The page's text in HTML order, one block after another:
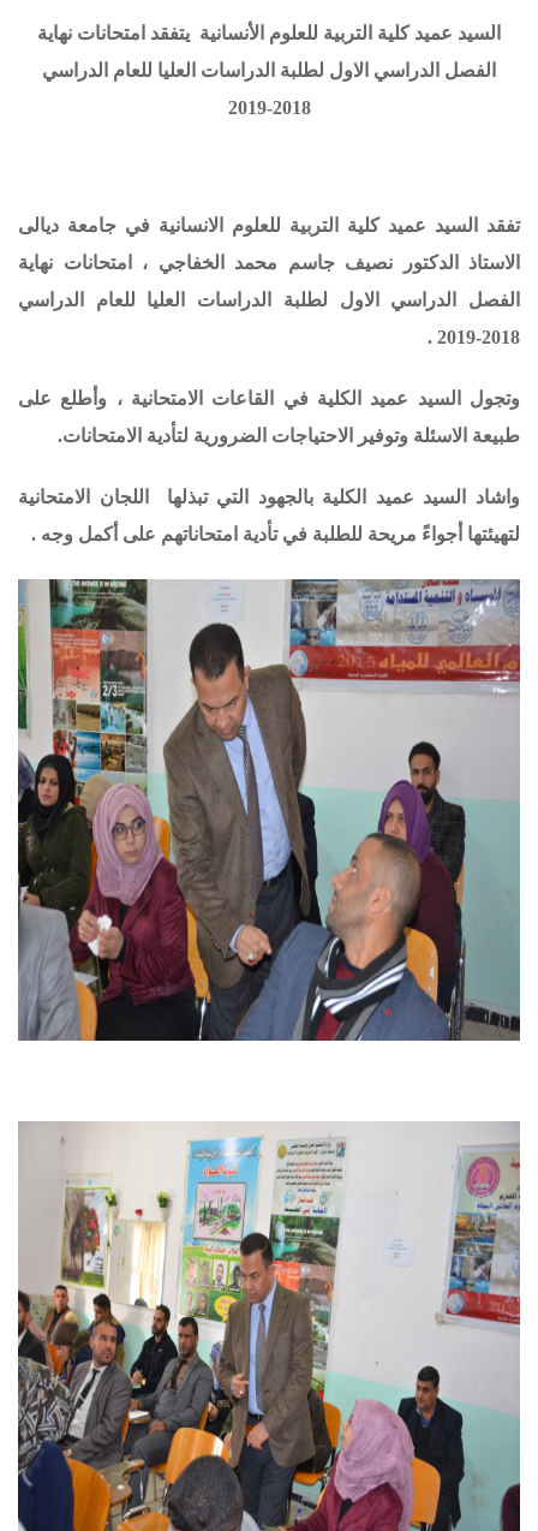
السيد عميد كلية التربية للعلوم الأنسانية يتفقد امتحانات نهاية
الفصل الدراسي الاول لطلبة الدراسات العليا للعام الدراسي
2018-2019
تفقد السيد عميد كلية التربية للعلوم الانسانية في جامعة ديالى
الاستاذ الدكتور نصيف جاسم محمد الخفاجي ، امتحانات نهاية
الفصل الدراسي الاول لطلبة الدراسات العليا للعام الدراسي
2018-2019 .
وتجول السيد عميد الكلية في القاعات الامتحانية ، وأطلع على
طبيعة الاسئلة وتوفير الاحتياجات الضرورية لتأدية الامتحانات.
واشاد السيد عميد الكلية بالجهود التي تبذلها اللجان الامتحانية
لتهيئتها أجواءً مريحة للطلبة في تأدية امتحاناتهم على أكمل وجه .